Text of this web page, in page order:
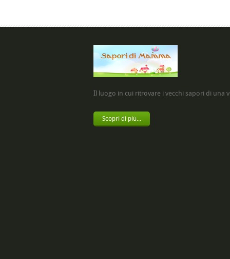
Il luogo in cui ritrovare i vecchi sapori di una
Scopri di più...